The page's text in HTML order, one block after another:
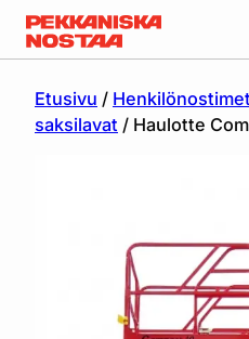
Etusivu /
saksilavat / Haulotte